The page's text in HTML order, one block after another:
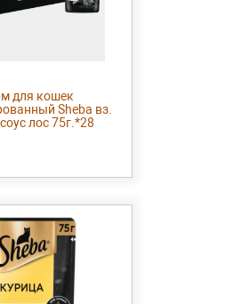
для кошек
Sheba вз.
лос 75г.*28